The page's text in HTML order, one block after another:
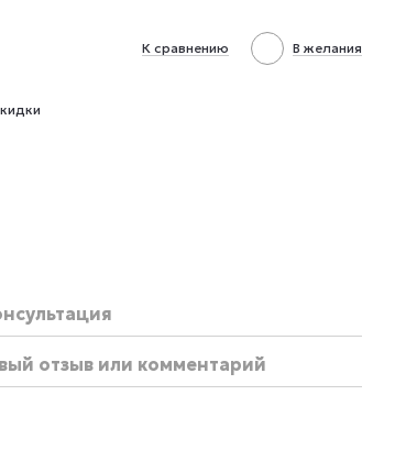
К сравнению В желания
отзыв или комментарий